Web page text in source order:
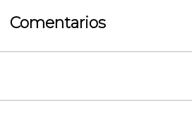
Comentarios